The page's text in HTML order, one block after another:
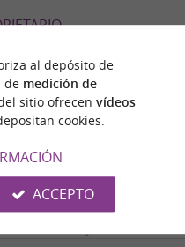
ALREDEDOR
al depósito de
de medición de
sitio ofrecen vídeos
cookies.
ACCEPTO